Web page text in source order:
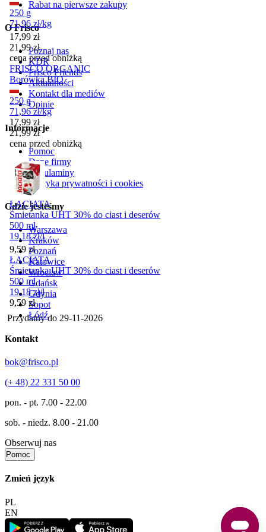
250 g
71,96 zł/kg
Cena promocyjna
17,99 zł
21,99 zł
cena przed obniżką
FRISCO ORGANIC
Borówka BIO
250 g
71,96 zł/kg
Cena promocyjna
17,99 zł
21,99 zł
cena przed obniżką
ŁACIATA
Śmietanka UHT 30% do ciast i deserów
500 ml
19,18 zł/l
Cena
9,59 zł
ŁACIATA
Śmietanka UHT 30% do ciast i deserów
500 ml
19,18 zł/l
Cena
9,59 zł
Przydatny do 29-11-2026
Rabat na pierwsze zakupy
O Frisco
Poznaj nas
KDR
Frisco Friends
Aktualności
Kontakt dla mediów
Opinie
Informacje
Pomoc
Dane firmy
Regulaminy
Polityka prywatności i cookies
Gdzie jesteśmy
Warszawa
Kraków
Poznań
Katowice
Wrocław
Gdańsk
Gdynia
Sopot
Łódź
Kontakt
bok@frisco.pl
(+ 48) 22 331 50 00
pon. - pt. 7.00 - 22.00
sob. - niedz. 8.00 - 21.00
Obserwuj nas
Pomoc
Zmień język
PL
EN